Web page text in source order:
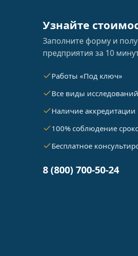
Узнайте
Заполните форму и
предприятия за 10
Работы «Под ключ»
Все виды
Наличие аккредитации
100% соблюдение
Бесплатное
8 (800) 700-50-24